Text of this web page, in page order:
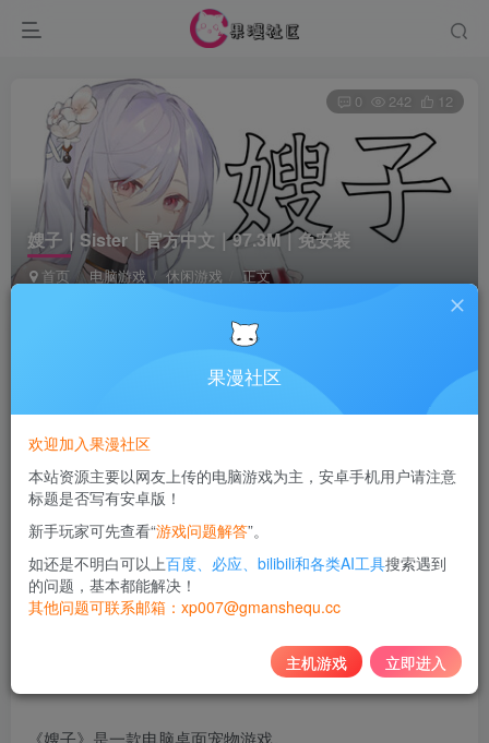
嫂子｜Sister｜官方中文｜97.3M｜免安装
首页 电脑游戏 休闲游戏 正文
0 242 12
此内容为付费资源，请付费后查看
10
黄金会员免费
《嫂子》是一款电脑桌面宠物游戏。
果漫社区
欢迎加入果漫社区
本站资源主要以网友上传的电脑游戏为主，安卓手机用户请注意
标题是否写有安卓版！
新手玩家可先查看“游戏问题解答”。
如还是不明白可以上百度、必应、bilibili和各类AI工具搜索遇到
的问题，基本都能解决！
其他问题可联系邮箱：xp007@gmanshequ.cc
主机游戏 立即进入